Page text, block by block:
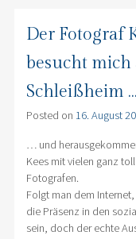
Der Fotograf
besucht
Schleißheim …
Posted on 16. August
… und
Kees mit vielen ganz
Fotografen.
Folgt man dem
die Präsenz in den
sein, doch der echte